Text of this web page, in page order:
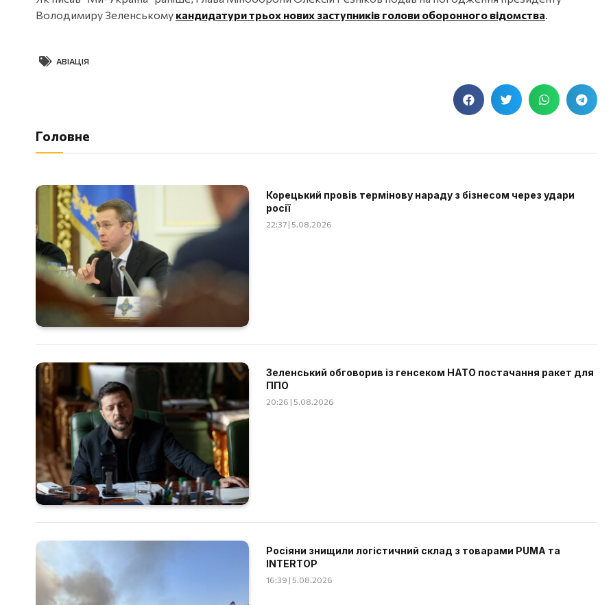
Володимиру Зеленському кандидатури трьох нових заступників голови оборонного відомства.
АВІАЦІЯ
Головне
Корецький провів термінову нараду з бізнесом через удари
росії
22:37 | 5.08.2026
Зеленський обговорив із генсеком НАТО постачання ракет для
ППО
20:26 | 5.08.2026
Росіяни знищили логістичний склад з товарами PUMA та
INTERTOP
16:39 | 5.08.2026